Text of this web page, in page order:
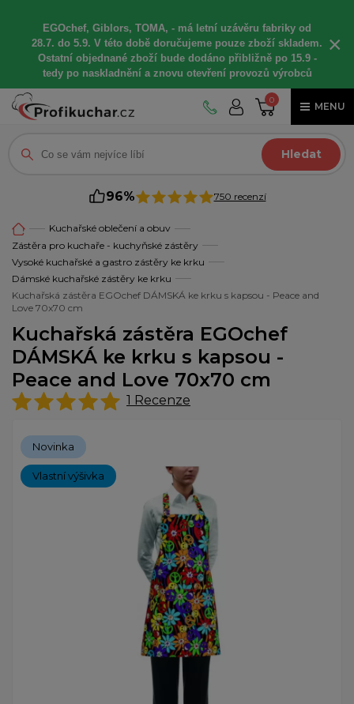
EGOchef, Giblors, TOMA, - má letní uzávěru fabriky od
28.7. do 5.9. V této době doručujeme pouze zboží skladem.
Ostatní objednané zboží bude dodáno přibližně po 15.9 -
tedy po naskladnění a znovu otevření provozů výrobců
×
0
MENU
Hledat
96% 750 recenzí
Kuchařské oblečení a obuv
Zástěra pro kuchaře - kuchyňské zástěry
Vysoké kuchařské a gastro zástěry ke krku
Dámské kuchařské zástěry ke krku
Kuchařská zástěra EGOchef DÁMSKÁ ke krku s kapsou - Peace and
Love 70x70 cm
Kuchařská zástěra EGOchef
DÁMSKÁ ke krku s kapsou -
Peace and Love 70x70 cm
1 Recenze
Novinka
Vlastní výšivka